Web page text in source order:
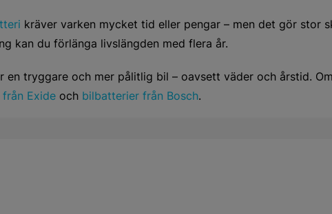
kräver varken mycket tid eller pengar – men det gör stor
kan du förlänga livslängden med flera år.
en tryggare och mer pålitlig bil – oavsett väder och årstid.
Exide och bilbatterier från Bosch.